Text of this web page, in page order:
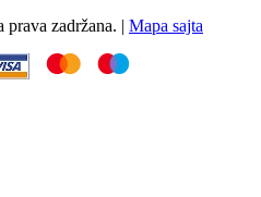
zadržana. | Mapa sajta